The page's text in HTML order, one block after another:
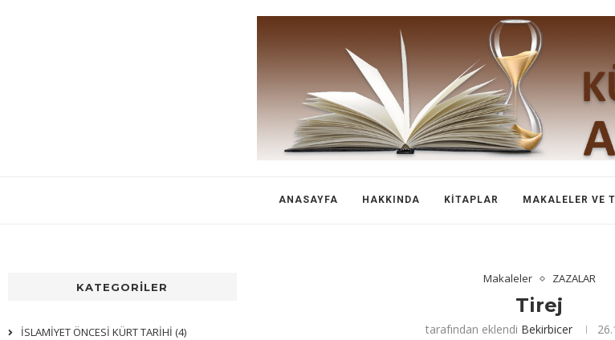
ANASAYFA HAKKINDA KITAPLAR MAKALELER VE
Makaleler ZAZALAR
Tirej
tarafından eklendi Bekirbicer
KATEGORİLER
İSLAMİYET ÖNCESİ KÜRT TARİHİ (4)